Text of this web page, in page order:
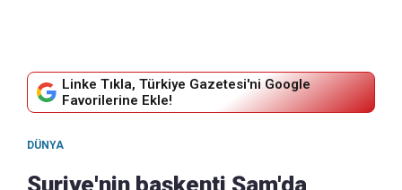
Linke Tıkla, Türkiye Gazetesi'ni Google
Favorilerine Ekle!
DÜNYA